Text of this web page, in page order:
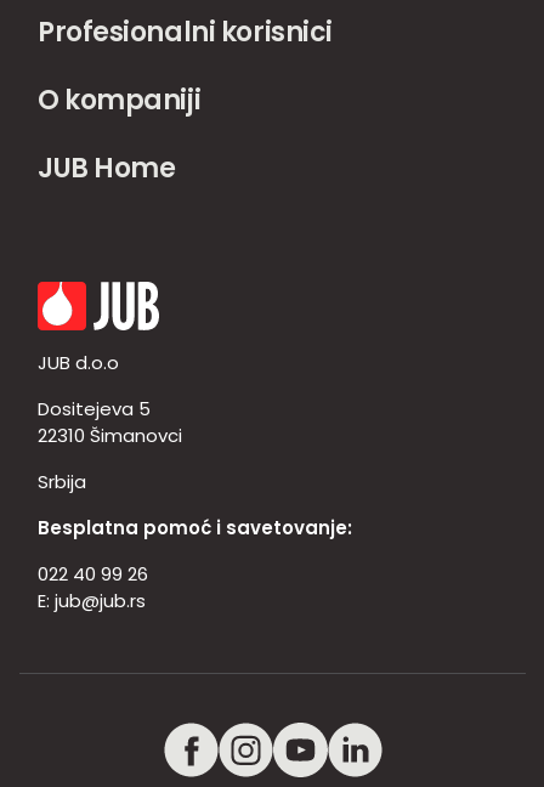
Profesionalni korisnici
O kompaniji
JUB Home
JUB d.o.o
Dositejeva 5
22310 Šimanovci
Srbija
Besplatna pomoć i savetovanje:
022 40 99 26
E: jub@jub.rs